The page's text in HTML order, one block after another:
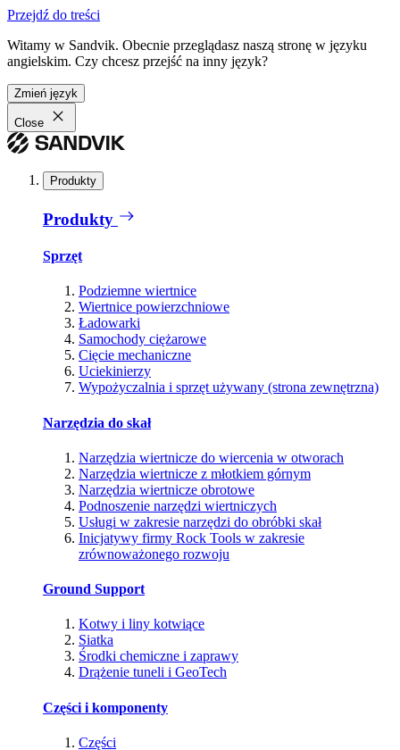
Przejdź do treści
Witamy w Sandvik. Obecnie przeglądasz naszą stronę w języku
angielskim. Czy chcesz przejść na inny język?
Zmień język
Close
Produkty
Produkty
Sprzęt
Podziemne wiertnice
Wiertnice powierzchniowe
Ładowarki
Samochody ciężarowe
Cięcie mechaniczne
Uciekinierzy
Wypożyczalnia i sprzęt używany (strona zewnętrzna)
Narzędzia do skał
Narzędzia wiertnicze do wiercenia w otworach
Narzędzia wiertnicze z młotkiem górnym
Narzędzia wiertnicze obrotowe
Podnoszenie narzędzi wiertniczych
Usługi w zakresie narzędzi do obróbki skał
Inicjatywy firmy Rock Tools w zakresie
zrównoważonego rozwoju
Ground Support
Kotwy i liny kotwiące
Siatka
Środki chemiczne i zaprawy
Drążenie tuneli i GeoTech
Części i komponenty
Części